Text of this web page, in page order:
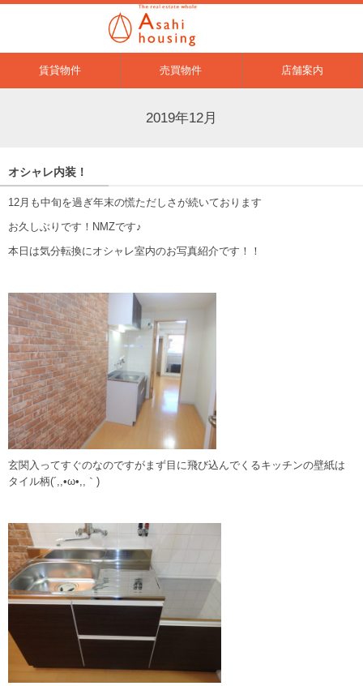
賃貸物件 売買物件 店舗案内
2019年12月
オシャレ内装！
12月も中旬を過ぎ年末の慌ただしさが続いております
お久しぶりです！NMZです♪
本日は気分転換にオシャレ室内のお写真紹介です！！
玄関入ってすぐのなのですがまず目に飛び込んでくるキッチンの壁紙は
タイル柄(´,,•ω•,,｀)